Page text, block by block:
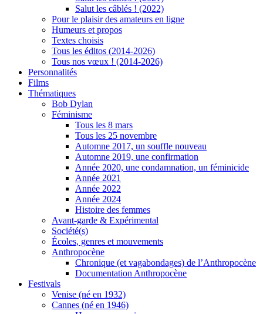
Salut les câblés ! (2022)
Pour le plaisir des amateurs en ligne
Humeurs et propos
Textes choisis
Tous les éditos (2014-2026)
Tous nos vœux ! (2014-2026)
Personnalités
Films
Thématiques
Bob Dylan
Féminisme
Tous les 8 mars
Tous les 25 novembre
Automne 2017, un souffle nouveau
Automne 2019, une confirmation
Année 2020, une condamnation, un féminicide
Année 2021
Année 2022
Année 2024
Histoire des femmes
Avant-garde & Expérimental
Société(s)
Écoles, genres et mouvements
Anthropocène
Chronique (et vagabondages) de l’Anthropocène
Documentation Anthropocène
Festivals
Venise (né en 1932)
Cannes (né en 1946)